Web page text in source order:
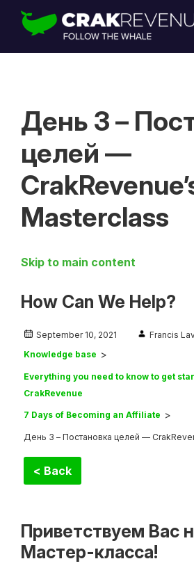
SUPPORT
LOGIN
День 3 –
целей —
Masterclass
Skip to main content
How Can We Help?
September 10, 2021
Francis
Knowledge base
Everything you need to know to get
CrakRevenue
7 Days of Becoming an Affiliate
День 3 – Постановка целей —
< Back
Приветствуем Вас
Мастер-класса!